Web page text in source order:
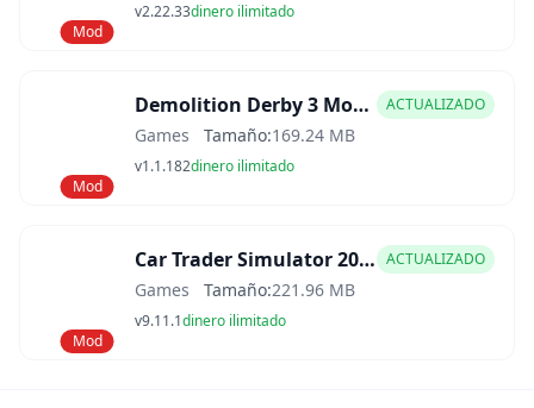
Mod
v2.22.33dinero ilimitado
Mod
Demolition Derby 3 Mod APK ACTUALIZADO
Games Tamaño:169.24 MB
v1.1.182dinero ilimitado
Mod
Car Trader Simulator 2025 Mod APK ACTUALIZADO
Games Tamaño:221.96 MB
v9.11.1dinero ilimitado